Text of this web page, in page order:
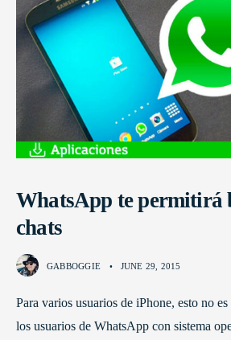
WhatsApp te permitirá
chats
GABBOGGIE • JUNE 29, 2015
Para varios usuarios de iPhone, esto no
los usuarios de WhatsApp con sistema